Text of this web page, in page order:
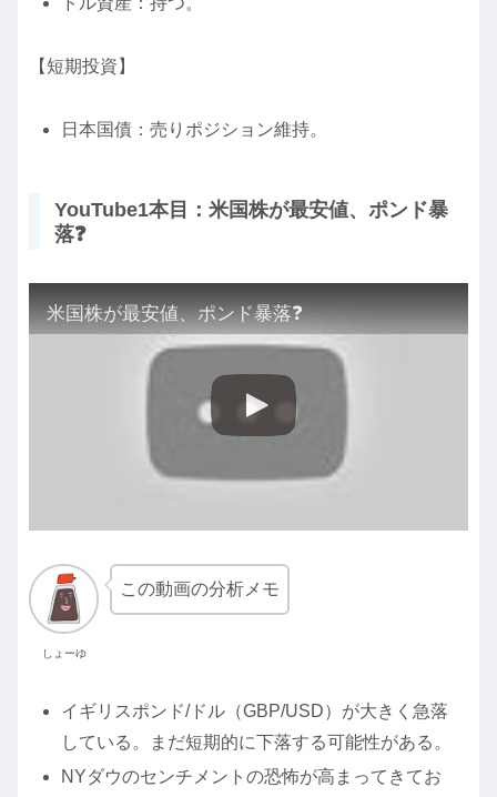
【短期投資】
日本国債：売りポジション維持。
YouTube1本目：米国株が最安値、ポンド暴
落❓
米国株が最安値、ポンド暴落❓
しょーゆ
この動画の分析メモ
イギリスポンド/ドル（GBP/USD）が大きく急落
している。まだ短期的に下落する可能性がある。
NYダウのセンチメントの恐怖が高まってきてお